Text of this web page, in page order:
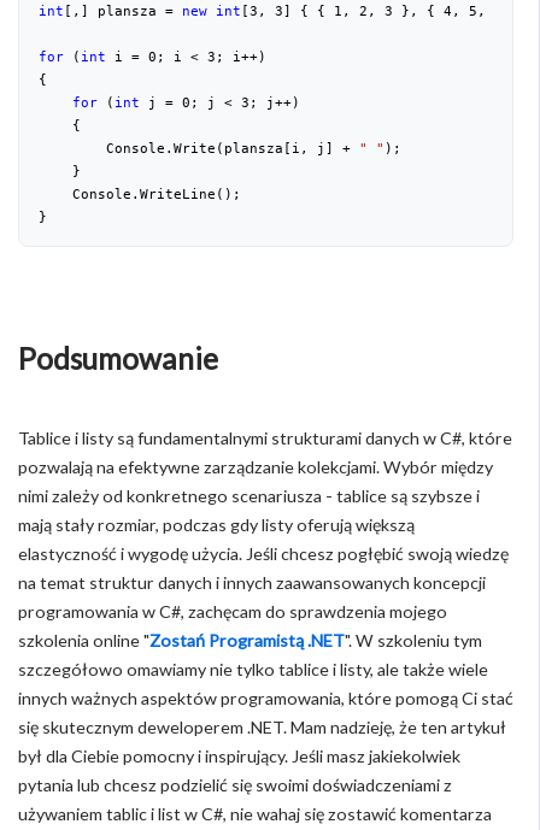
int [,] plansza = new int [3 , 3] { { 1 , 2 , 3 }, { 4, 5 ,
for ( int i = 0 ; i < 3 ; i++)
{
for ( int j = 0 ; j < 3 ; j++)
    {
        Console.Write(plansza[i, j] +
" " );
    }
    Console.WriteLine();
}
Podsumowanie
Tablice i listy są fundamentalnymi strukturami danych w C#, które
pozwalają na efektywne zarządzanie kolekcjami. Wybór między
nimi zależy od konkretnego scenariusza - tablice są szybsze i
mają stały rozmiar, podczas gdy listy oferują większą
elastyczność i wygodę użycia. Jeśli chcesz pogłębić swoją wiedzę
na temat struktur danych i innych zaawansowanych koncepcji
programowania w C#, zachęcam do sprawdzenia mojego
szkolenia online "Zostań Programistą .NET". W szkoleniu tym
szczegółowo omawiamy nie tylko tablice i listy, ale także wiele
innych ważnych aspektów programowania, które pomogą Ci stać
się skutecznym deweloperem .NET. Mam nadzieję, że ten artykuł
był dla Ciebie pomocny i inspirujący. Jeśli masz jakiekolwiek
pytania lub chcesz podzielić się swoimi doświadczeniami z
używaniem tablic i list w C#, nie wahaj się zostawić komentarza